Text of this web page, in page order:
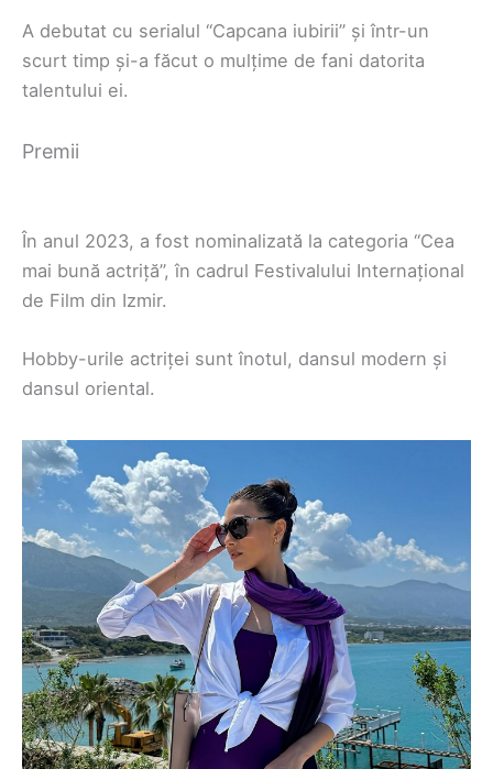
A debutat cu serialul “Capcana iubirii” și într-un
scurt timp și-a făcut o mulțime de fani datorita
talentului ei.
Premii
În anul 2023, a fost nominalizată la categoria “Cea
mai bună actriță”, în cadrul Festivalului Internațional
de Film din Izmir.
Hobby-urile actriței sunt înotul, dansul modern și
dansul oriental.